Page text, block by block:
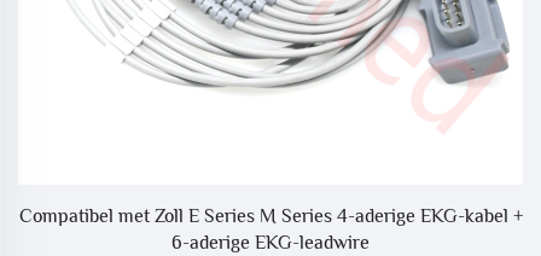
Compatibel met Zoll E Series M Series 4-aderige EKG-kabel +
6-aderige EKG-leadwire